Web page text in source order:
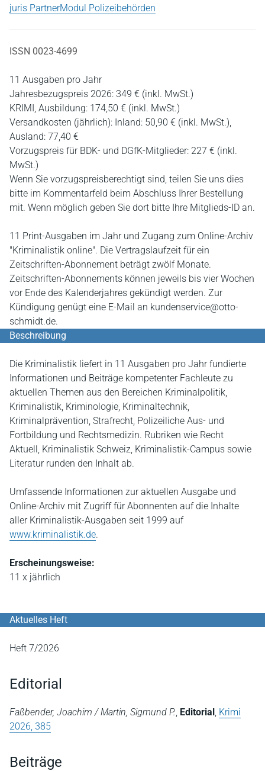
juris PartnerModul Polizeibehörden
ISSN 0023-4699
11 Ausgaben pro Jahr
Jahresbezugspreis 2026: 349 € (inkl. MwSt.)
KRIMI, Ausbildung: 174,50 € (inkl. MwSt.)
Versandkosten (jährlich): Inland: 50,90 € (inkl. MwSt.),
Ausland: 77,40 €
Vorzugspreis für BDK- und DGfK-Mitglieder: 227 € (inkl.
MwSt.)
Wenn Sie vorzugspreisberechtigt sind, teilen Sie uns dies
bitte im Kommentarfeld beim Abschluss Ihrer Bestellung
mit. Wenn möglich geben Sie dort bitte Ihre Mitglieds-ID an.
11 Print-Ausgaben im Jahr und Zugang zum Online-Archiv
"Kriminalistik online". Die Vertragslaufzeit für ein
Zeitschriften-Abonnement beträgt zwölf Monate.
Zeitschriften-Abonnements können jeweils bis vier Wochen
vor Ende des Kalenderjahres gekündigt werden. Zur
Kündigung genügt eine E-Mail an kundenservice@otto-
schmidt.de.
Beschreibung
Die Kriminalistik liefert in 11 Ausgaben pro Jahr fundierte
Informationen und Beiträge kompetenter Fachleute zu
aktuellen Themen aus den Bereichen Kriminalpolitik,
Kriminalistik, Kriminologie, Kriminaltechnik,
Kriminalprävention, Strafrecht, Polizeiliche Aus- und
Fortbildung und Rechtsmedizin. Rubriken wie Recht
Aktuell, Kriminalistik Schweiz, Kriminalistik-Campus sowie
Literatur runden den Inhalt ab.
Umfassende Informationen zur aktuellen Ausgabe und
Online-Archiv mit Zugriff für Abonnenten auf die Inhalte
aller Kriminalistik-Ausgaben seit 1999 auf
www.kriminalistik.de.
Erscheinungsweise:
11 x jährlich
Aktuelles Heft
Heft 7/2026
Editorial
Faßbender, Joachim / Martin, Sigmund P. Editorial Krimi
2026, 385
Beiträge